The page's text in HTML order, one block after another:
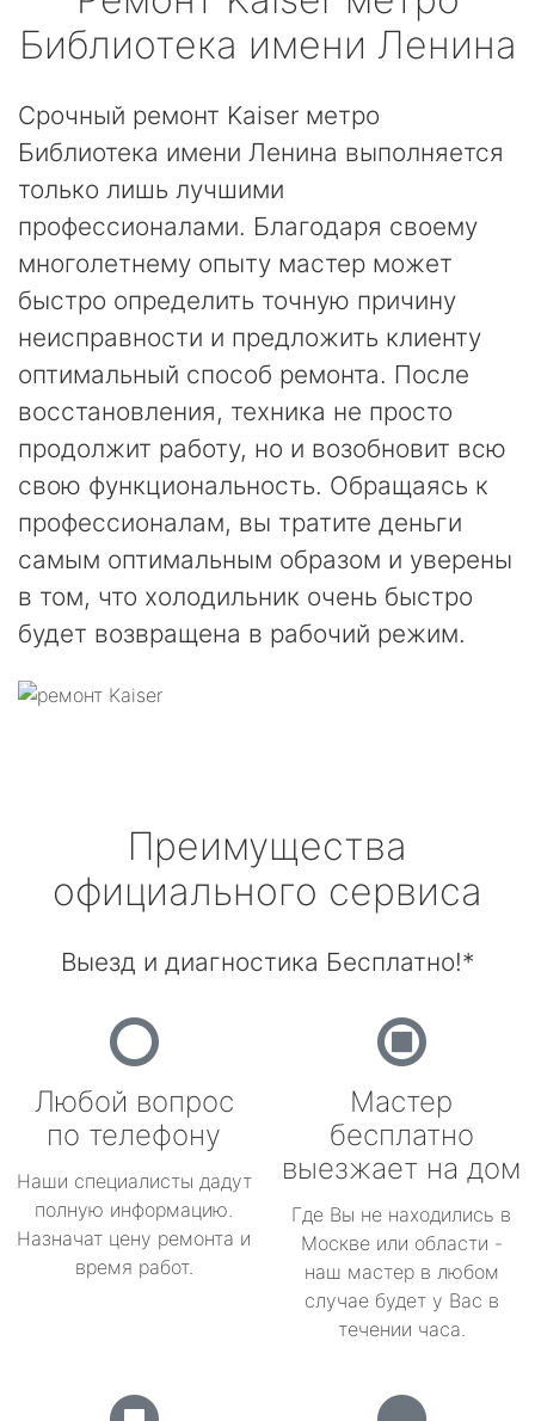
Библиотека имени Ленина
Срочный ремонт Kaiser метро
Библиотека имени Ленина выполняется
только лишь лучшими
профессионалами. Благодаря своему
многолетнему опыту мастер может
быстро определить точную причину
неисправности и предложить клиенту
оптимальный способ ремонта. После
восстановления, техника не просто
продолжит работу, но и возобновит всю
свою функциональность. Обращаясь к
профессионалам, вы тратите деньги
самым оптимальным образом и уверены
в том, что холодильник очень быстро
будет возвращена в рабочий режим.
Преимущества
официального сервиса
Выезд и диагностика Бесплатно!*
Любой вопрос
по телефону
Наши специалисты дадут
полную информацию.
Назначат цену ремонта и
время работ.
Мастер
бесплатно
выезжает на дом
Где Вы не находились в
Москве или области -
наш мастер в любом
случае будет у Вас в
течении часа.